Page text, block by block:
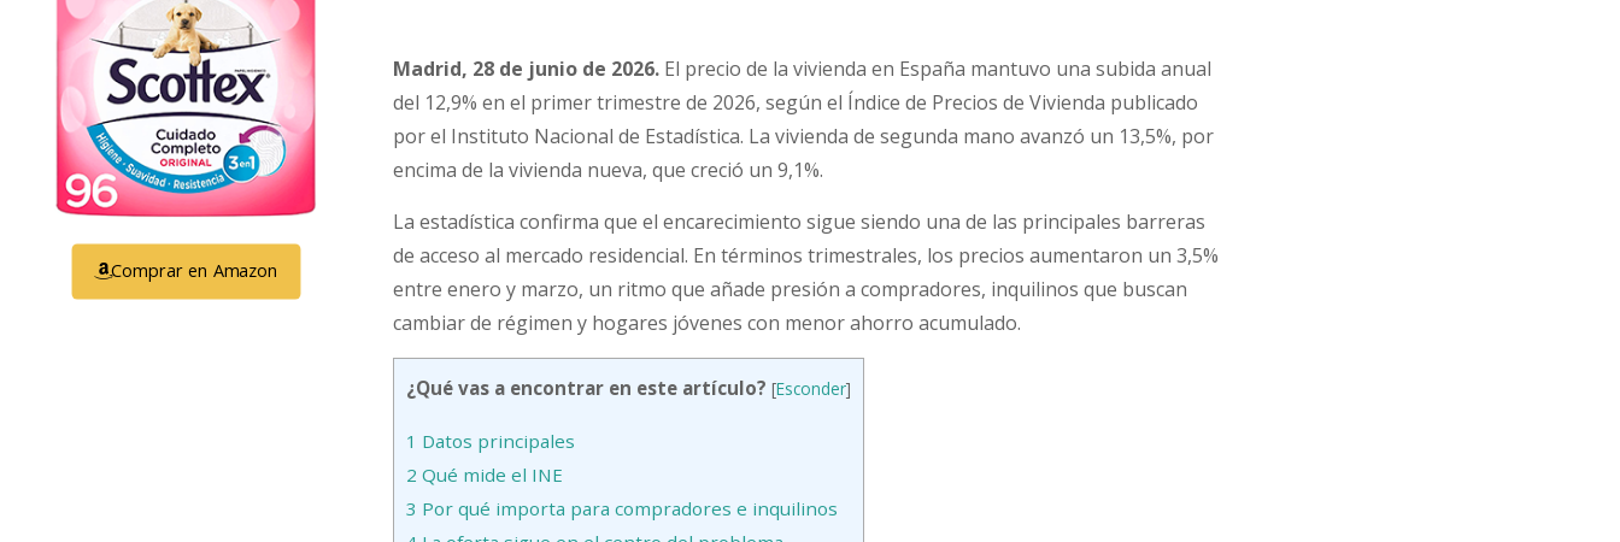
Madrid, 28 de junio de 2026. El precio de la vivienda en España mantuvo una subida anual
del 12,9% en el primer trimestre de 2026, según el Índice de Precios de Vivienda publicado
por el Instituto Nacional de Estadística. La vivienda de segunda mano avanzó un 13,5%, por
encima de la vivienda nueva, que creció un 9,1%.
La estadística confirma que el encarecimiento sigue siendo una de las principales barreras
de acceso al mercado residencial. En términos trimestrales, los precios aumentaron un 3,5%
entre enero y marzo, un ritmo que añade presión a compradores, inquilinos que buscan
cambiar de régimen y hogares jóvenes con menor ahorro acumulado.
¿Qué vas a encontrar en este artículo? [Esconder]
1 Datos principales
2 Qué mide el INE
3 Por qué importa para compradores e inquilinos
Comprar en Amazon